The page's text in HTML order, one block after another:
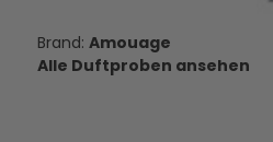
Amouage
Alle Duftproben ansehen